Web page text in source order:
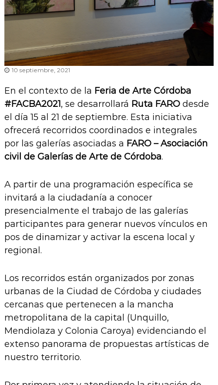
10 septiembre, 2021
En el contexto de la Feria de Arte Córdoba
#FACBA2021, se desarrollará Ruta FAROdesde
el día 15 al 21 de septiembre. Esta iniciativa
ofrecerá recorridos coordinados e integrales
por las galerías asociadas a FARO – Asociación
civil de Galerías de Arte de Córdoba.
A partir de una programación específica se
invitará a la ciudadanía a conocer
presencialmente el trabajo de las galerías
participantes para generar nuevos vínculos en
pos de dinamizar y activar la escena local y
regional.
Los recorridos están organizados por zonas
urbanas de la Ciudad de Córdoba y ciudades
cercanas que pertenecen a la mancha
metropolitana de la capital (Unquillo,
Mendiolaza y Colonia Caroya) evidenciando el
extenso panorama de propuestas artísticas de
nuestro territorio.